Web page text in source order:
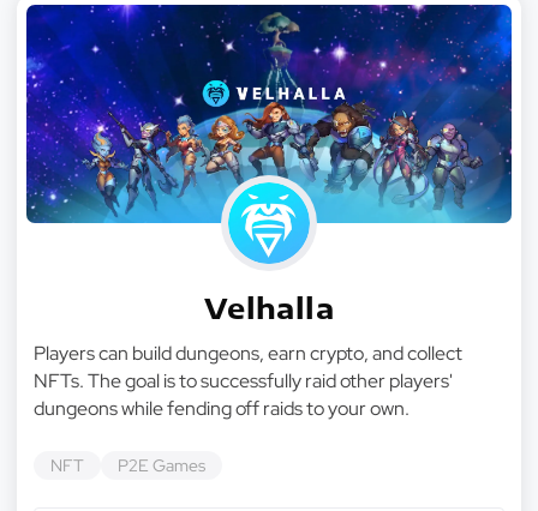
Velhalla
Players can build dungeons, earn crypto, and collect
NFTs. The goal is to successfully raid other players'
dungeons while fending off raids to your own.
NFT P2E Games